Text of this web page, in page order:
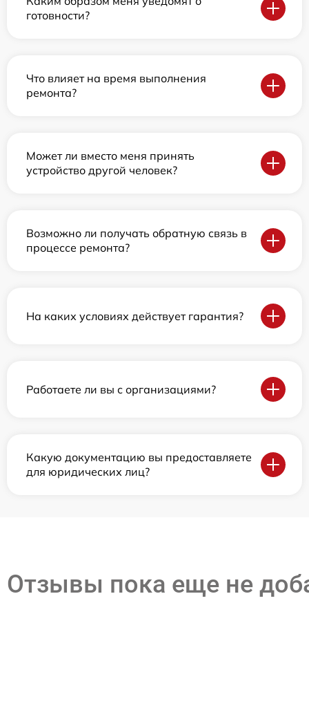
готовности?
Что влияет на время выполнения
ремонта?
Может ли вместо меня принять
устройство другой человек?
Возможно ли получать обратную связь в
процессе ремонта?
На каких условиях действует гарантия?
Работаете ли вы с организациями?
Какую документацию вы предоставляете
для юридических лиц?
Отзывы пока еще не